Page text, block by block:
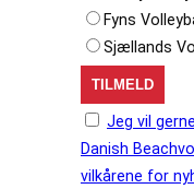
Fyns
Sjællands
Jeg vil
Danish
vilkårene for